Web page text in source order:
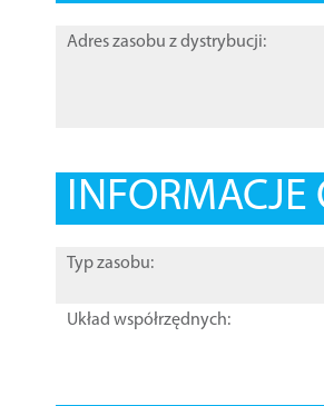
Adres zasobu z dystrybucji:
INFORMACJE
Typ zasobu:
Układ współrzędnych: